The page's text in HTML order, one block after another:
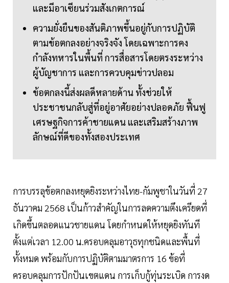
และมีอาเซียนร่วมสังเกตการณ์
ความยั่งยืนของสันติภาพขึ้นอยู่กับการปฏิบัติ
ตามข้อตกลงอย่างจริงจัง โดยเฉพาะการคง
กำลังทหารในพื้นที่ การสื่อสารโดยตรงระหว่าง
ผู้บัญชาการ และการควบคุมข่าวปลอม
ข้อตกลงนี้ส่งผลดีหลายด้าน ทั้งช่วยให้
ประชาชนกลับสู่ที่อยู่อาศัยอย่างปลอดภัย ฟื้นฟู
เศรษฐกิจการค้าชายแดน และเสริมสร้างภาพ
ลักษณ์ที่ดีของทั้งสองประเทศ
การบรรลุข้อตกลงหยุดยิงระหว่างไทย-กัมพูชาในวันที่ 27
ธันวาคม 2568 เป็นก้าวสำคัญในการลดความตึงเครียดที่
เกิดขึ้นตลอดแนวชายแดน โดยกำหนดให้หยุดยิงทันที
ตั้งแต่เวลา 12.00 น.ครอบคลุมอาวุธทุกชนิดและพื้นที่
ทั้งหมด พร้อมกับการปฏิบัติตามมาตรการ 16 ข้อที่
ครอบคลุมการปักปันเขตแดน การเก็บกู้ทุ่นระเบิด การงด